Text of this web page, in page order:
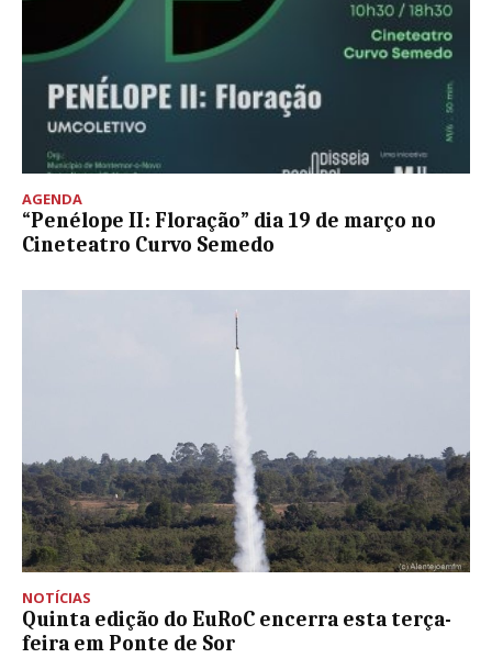
AGENDA
“Penélope II: Floração” dia 19 de março no
Cineteatro Curvo Semedo
NOTÍCIAS
Quinta edição do EuRoC encerra esta terça-
feira em Ponte de Sor